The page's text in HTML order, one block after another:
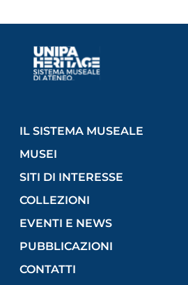
IL SISTEMA MUSEALE
MUSEI
SITI DI INTERESSE
COLLEZIONI
EVENTI E NEWS
PUBBLICAZIONI
CONTATTI